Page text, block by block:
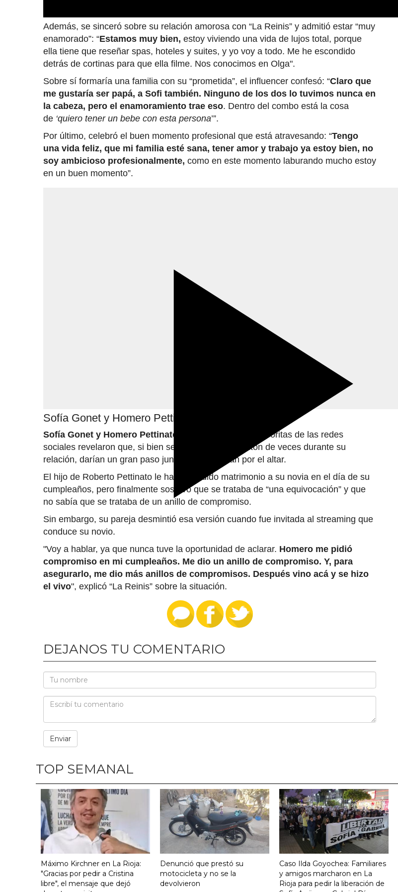
Además, se sinceró sobre su relación amorosa con “La Reinis” y admitió estar “muy
enamorado”: “Estamos muy bien, estoy viviendo una vida de lujos total, porque
ella tiene que reseñar spas, hoteles y suites, y yo voy a todo. Me he escondido
detrás de cortinas para que ella filme. Nos conocimos en Olga".
Sobre sí formaría una familia con su “prometida”, el influencer confesó: “Claro que
me gustaría ser papá, a Sofi también. Ninguno de los dos lo tuvimos nunca en
la cabeza, pero el enamoramiento trae eso. Dentro del combo está la cosa
de ‘quiero tener un bebe con esta persona’”.
Por último, celebró el buen momento profesional que está atravesando: “Tengo
una vida feliz, que mi familia esté sana, tener amor y trabajo ya estoy bien, no
soy ambicioso profesionalmente, como en este momento laburando mucho estoy
en un buen momento”.
Sofía Gonet y Homero Pettinato, ¿comprometidos?
Sofía Gonet y Homero Pettinato,
una de las parejas favoritas de las redes
sociales revelaron que, si bien se separaron un montón de veces durante su
relación, darían un gran paso juntos y caminarían por el altar.
El hijo de Roberto Pettinato le habría pedido matrimonio a su novia en el día de su
cumpleaños, pero finalmente sostuvo que se trataba de “una equivocación” y que
no sabía que se trataba de un anillo de compromiso.
Sin embargo, su pareja desmintió esa versión cuando fue invitada al streaming que
conduce su novio.
"Voy a hablar, ya que nunca tuve la oportunidad de aclarar. Homero me pidió
compromiso en mi cumpleaños. Me dio un anillo de compromiso. Y, para
asegurarlo, me dio más anillos de compromisos. Después vino acá y se hizo
el vivo", explicó “La Reinis” sobre la situación.
DEJANOS TU COMENTARIO
TOP SEMANAL
Máximo Kirchner en La Rioja:
"Gracias por pedir a Cristina
libre", el mensaje que dejó
Denunció que prestó su
motocicleta y no se la
devolvieron
Caso Ilda Goyochea: Familiares
y amigos marcharon en La
Rioja para pedir la liberación de